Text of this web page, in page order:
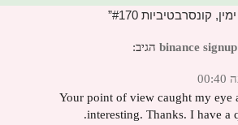
binance הגיב:
Your point of view caught my eye
interesting. Thanks. I have a